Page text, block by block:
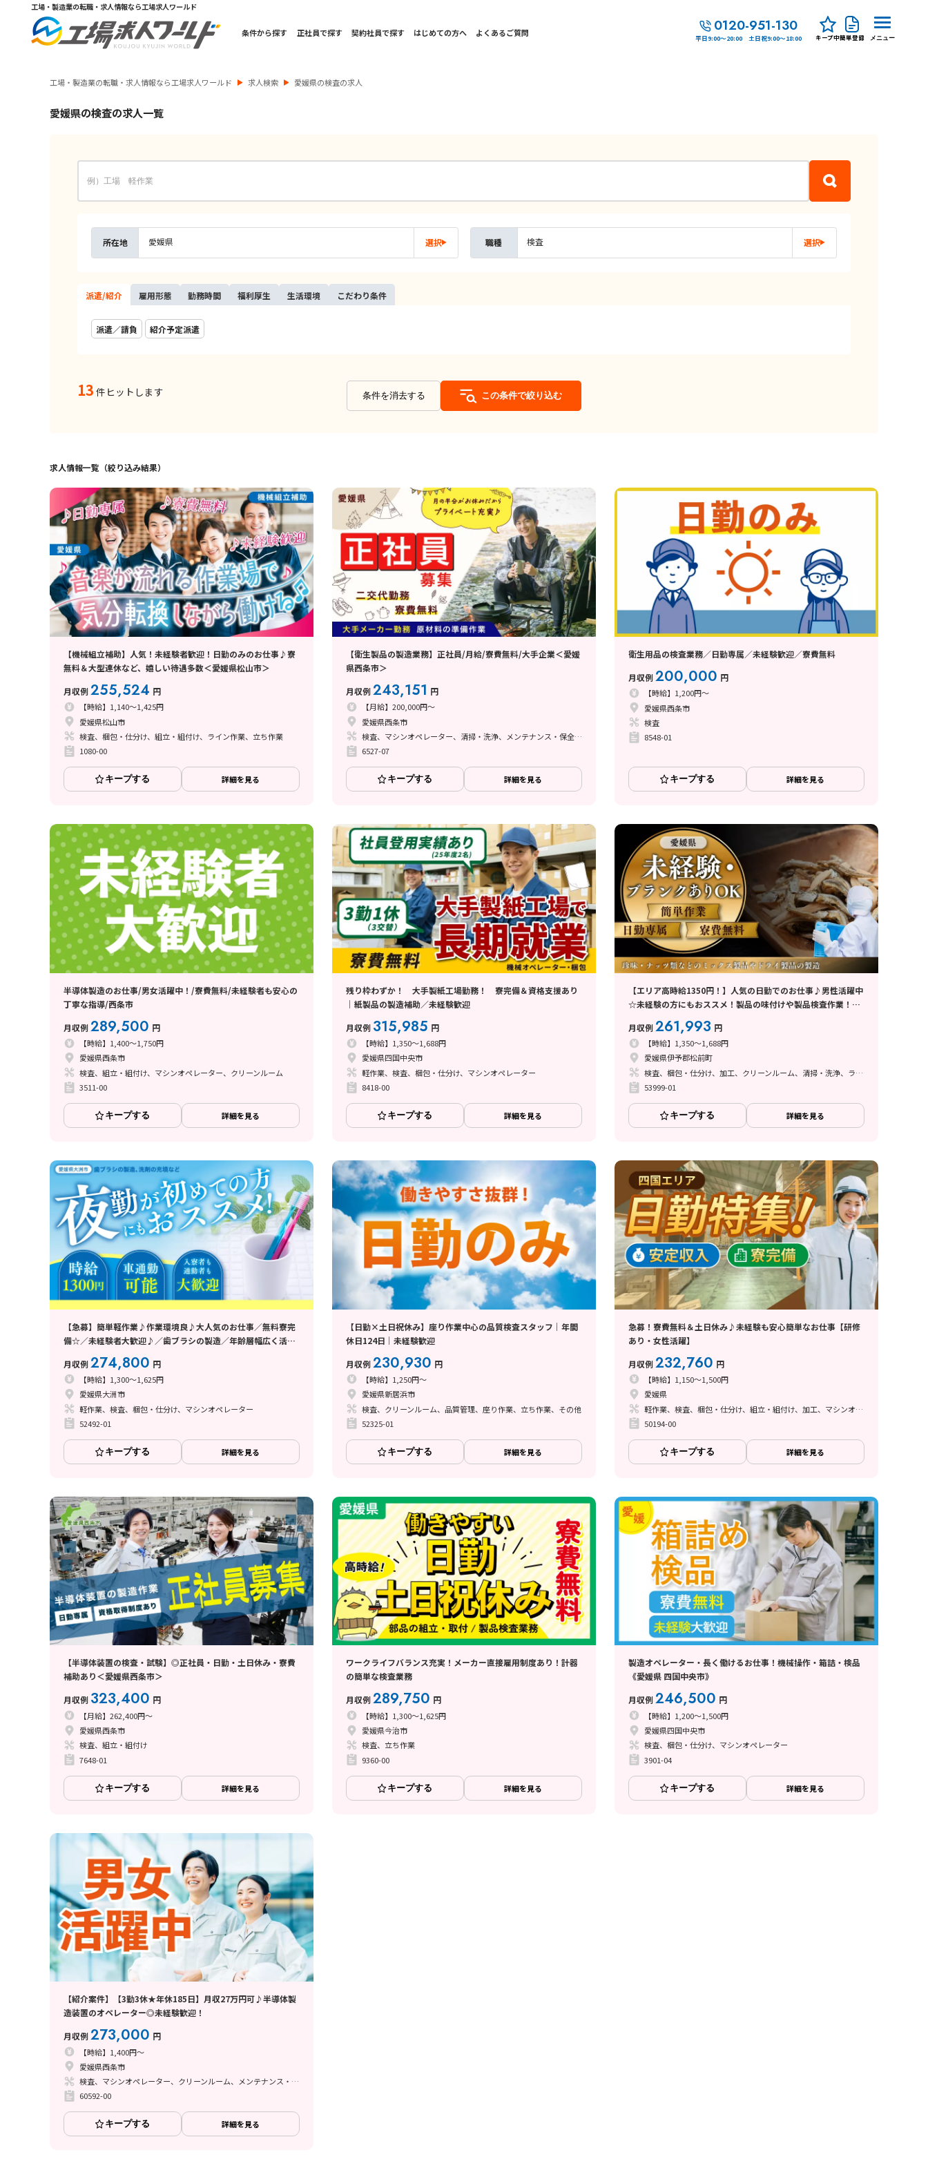
工場・製造業の転職・求人情報なら工場求人ワールド
条件から探す 正社員で探す 契約社員で探す はじめての方へ よくあるご質問 0120-951-130
平日9:00～20:00 土日祝9:00～18:00 キープ中簡単登録 メニュー
工場・製造業の転職・求人情報なら工場求人ワールド 求人検索 愛媛県の検査の求人
愛媛県の検査の求人一覧
所在地 愛媛県 選択 職種 検査 選択
派遣/紹介 雇用形態 勤務時間 福利厚生 生活環境 こだわり条件
派遣／請負 紹介予定派遣
13 件ヒットします 条件を消去する この条件で絞り込む
求人情報一覧（絞り込み結果）
【機械組立補助】人気！未経験者歓迎！日勤のみのお仕事♪寮
無料＆大型連休など、嬉しい待遇多数＜愛媛県松山市＞
月収例255,524 円
【時給】1,140～1,425円
愛媛県松山市
検査、梱包・仕分け、組立・組付け、ライン作業、立ち作業
1080-00
キープする 詳細を見る
【衛生製品の製造業務】正社員/月給/寮費無料/大手企業＜愛媛
県西条市＞
月収例243,151 円
【月給】200,000円～
愛媛県西条市
検査、マシンオペレーター、清掃・洗浄、メンテナンス・保全、ライン作業
6527-07
キープする 詳細を見る
衛生用品の検査業務／日勤専属／未経験歓迎／寮費無料
月収例200,000 円
【時給】1,200円～
愛媛県西条市
検査
8548-01
キープする 詳細を見る
半導体製造のお仕事/男女活躍中！/寮費無料/未経験者も安心の
丁寧な指導/西条市
月収例289,500 円
【時給】1,400～1,750円
愛媛県西条市
検査、組立・組付け、マシンオペレーター、クリーンルーム
3511-00
キープする 詳細を見る
残り枠わずか！ 大手製紙工場勤務！ 寮完備＆資格支援あり
｜紙製品の製造補助／未経験歓迎
月収例 315,985 円
【時給】1,350～1,688円
愛媛県四国中央市
軽作業、検査、梱包・仕分け、マシンオペレーター
8418-00
キープする 詳細を見る
【エリア高時給1350円！】人気の日勤でのお仕事♪男性活躍中
☆未経験の方にもおススメ！製品の味付けや製品検査作業！寮
月収例261,993 円
【時給】1,350～1,688円
愛媛県伊予郡松前町
検査、梱包・仕分け、加工、クリーンルーム、清掃・洗浄、ライン作業
53999-01
キープする 詳細を見る
【急募】簡単軽作業♪作業環境良♪大人気のお仕事／無料寮完
備☆／未経験者大歓迎♪／歯ブラシの製造／年齢層幅広く活躍
月収例274,800 円
【時給】1,300～1,625円
愛媛県大洲市
軽作業、検査、梱包・仕分け、マシンオペレーター
52492-01
キープする 詳細を見る
【日勤×土日祝休み】座り作業中心の品質検査スタッフ｜年間
休日124日｜未経験歓迎
月収例230,930 円
【時給】1,250円～
愛媛県新居浜市
検査、クリーンルーム、品質管理、座り作業、立ち作業、その他
52325-01
キープする 詳細を見る
急募！寮費無料＆土日休み♪未経験も安心簡単なお仕事【研修
あり・女性活躍】
月収例232,760 円
【時給】1,150～1,500円
愛媛県
軽作業、検査、梱包・仕分け、組立・組付け、加工、マシンオペレーター、クリーンルーム、清掃・洗浄、ライン作業、立ち作業
50194-00
キープする 詳細を見る
【半導体装置の検査・試験】◎正社員・日勤・土日休み・寮費
補助あり＜愛媛県西条市＞
月収例 323,400 円
【月給】262,400円～
愛媛県西条市
検査、組立・組付け
7648-01
キープする 詳細を見る
ワークライフバランス充実！メーカー直接雇用制度あり！計器
の簡単な検査業務
月収例289,750 円
【時給】1,300～1,625円
愛媛県今治市
検査、立ち作業
9360-00
キープする 詳細を見る
製造オペレーター・長く働けるお仕事！機械操作・箱詰・検品
《愛媛県 四国中央市》
月収例246,500 円
【時給】1,200～1,500円
愛媛県四国中央市
検査、梱包・仕分け、マシンオペレーター
3901-04
キープする 詳細を見る
【紹介案件】【3勤3休★年休185日】月収27万円可♪半導体製
造装置のオペレーター◎未経験歓迎！
月収例273,000 円
【時給】1,400円～
愛媛県西条市
検査、マシンオペレーター、クリーンルーム、メンテナンス・保全
60592-00
キープする 詳細を見る